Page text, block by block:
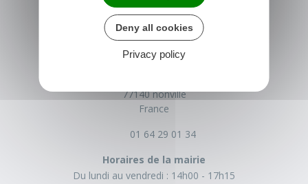
NONVILLE
77140 nonville
France
01 64 29 01 34
Horaires de la mairie
Du lundi au vendredi : 14h00 - 17h15
Deny all cookies
Privacy policy